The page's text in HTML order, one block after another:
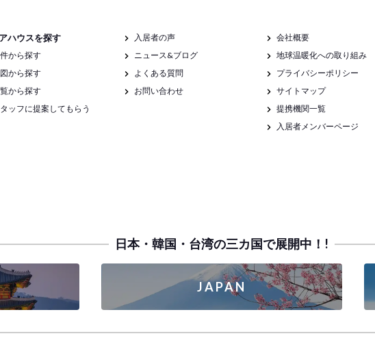
ハウスを探す
から探す
から探す
から探す
ッフに提案してもらう
入居者の声
ニュース&ブログ
よくある質問
お問い合わせ
会社概要
地球温暖化への取り組み
プライバシーポリシー
サイトマップ
提携機関一覧
入居者メンバーページ
日本・韓国・台湾の三カ国で展開中！!
JAPAN